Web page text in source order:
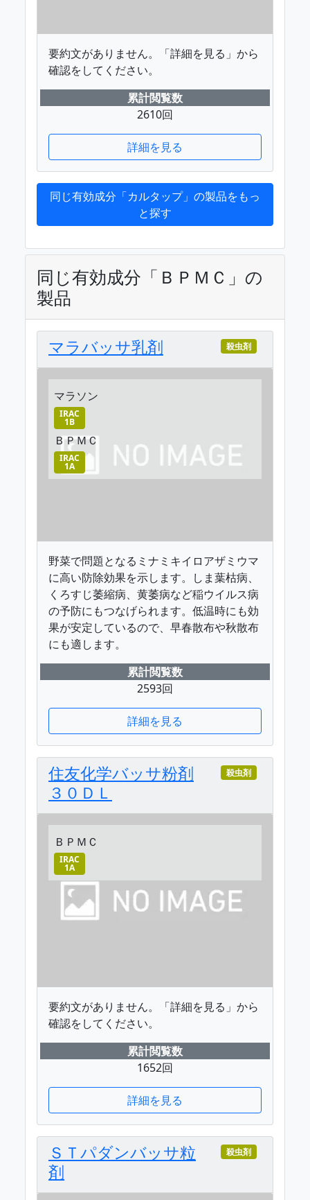
要約文がありません。「詳細を見る」から
確認をしてください。
累計閲覧数
2610回
詳細を見る
同じ有効成分「カルタップ」の製品をもっ
と探す
同じ有効成分「ＢＰＭＣ」の
製品
マラバッサ乳剤 殺虫剤
マラソン
IRAC
1B
ＢＰＭＣ
IRAC
1A
野菜で問題となるミナミキイロアザミウマ
に高い防除効果を示します。しま葉枯病、
くろすじ萎縮病、黄萎病など稲ウイルス病
の予防にもつなげられます。低温時にも効
果が安定しているので、早春散布や秋散布
にも適します。
累計閲覧数
2593回
詳細を見る
住友化学バッサ粉剤
３０ＤＬ
殺虫剤
ＢＰＭＣ
IRAC
1A
要約文がありません。「詳細を見る」から
確認をしてください。
累計閲覧数
1652回
詳細を見る
ＳＴパダンバッサ粒
剤
殺虫剤